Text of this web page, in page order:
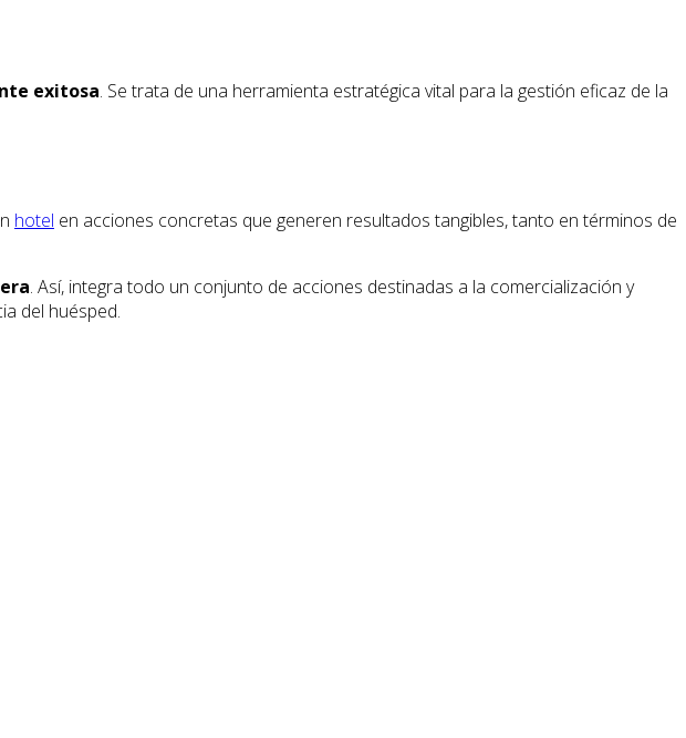
exitosa. Se trata de una herramienta estratégica vital para la gestión eficaz de la
hotel en acciones concretas que generen resultados tangibles, tanto en términos de
. Así, integra todo un conjunto de acciones destinadas a la comercialización y
del huésped.